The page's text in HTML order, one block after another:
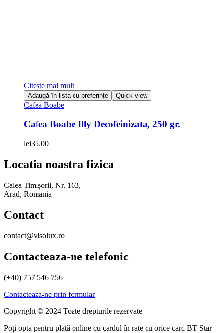
Citește mai mult
Adaugă în lista cu preferințe Quick view
Cafea Boabe
Cafea Boabe Illy Decofeinizata, 250 gr.
lei35.00
Locatia noastra fizica
Calea Timișorii, Nr. 163,
Arad, Romania
Contact
contact@visolux.ro
Contacteaza-ne telefonic
(+40) 757 546 756
Contacteaza-ne prin formular
Copyright © 2024 Toate drepturile rezervate
Poți opta pentru plată online cu cardul în rate cu orice card BT Star